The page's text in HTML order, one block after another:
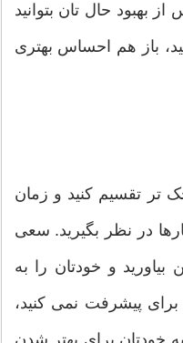
بهبود حال تان بتوانید
باز هم احساس بهتری
تر تقسیم کنید و زمان
در نظر بگیرید. سعی
و خودتان را به
پیشرفت نمی کنید،